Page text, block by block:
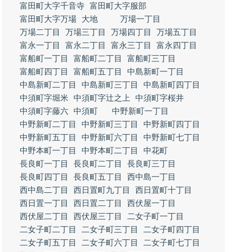
富田町大字千音寺 富田町大字服部
富田町大字万場
大地
万場一丁目
万場二丁目
万場三丁目 万場四丁目
万場五丁目
富永一丁目
富永二丁目 富永三丁目
富永四丁目
富船町一丁目
富船町二丁目
富船町三丁目
富船町四丁目
富船町五丁目
中島新町一丁目
中島新町二丁目
中島新町三丁目
中島新町四丁目
中須町字堀米
中須町字辻之上
中須町字桜井
中須町字藤六
中須町
中野新町一丁目
中野新町二丁目
中野新町三丁目
中野新町四丁目
中野新町五丁目
中野新町六丁目
中野新町七丁目
中野本町一丁目
中野本町二丁目
中花町
長良町一丁目
長良町二丁目
長良町三丁目
長良町四丁目
長良町五丁目
西中島一丁目
西中島二丁目
西日置町九丁目
西日置町十丁目
西日置一丁目
西日置二丁目
西伏屋一丁目
西伏屋二丁目
西伏屋三丁目
二女子町一丁目
二女子町二丁目
二女子町三丁目
二女子町四丁目
二女子町五丁目
二女子町六丁目
二女子町七丁目